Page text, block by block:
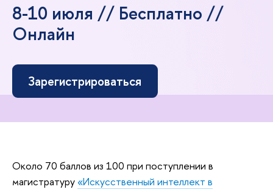
8-10 июля // Бесплатно //
Онлайн
Зарегистрироваться
Около 70 баллов из 100 при поступлении
магистратуру «Искусственный интеллект